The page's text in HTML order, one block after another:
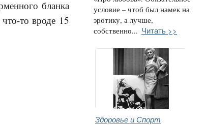
бланка
то вроде 15
условие – чтоб был намек на
эротику, а лучше,
собственно... Читать >>
Здоровье и Спорт